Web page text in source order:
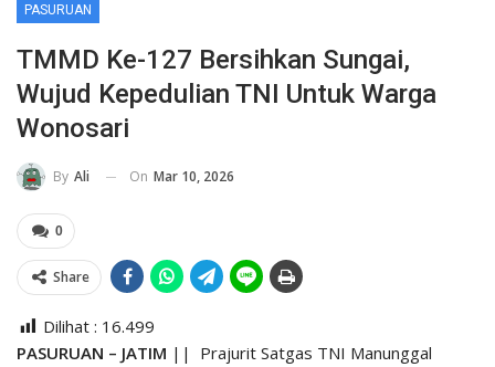
PASURUAN
TMMD Ke-127 Bersihkan Sungai,
Wujud Kepedulian TNI Untuk Warga
Wonosari
By Ali On Mar 10, 2026
0
Share
Dilihat : 16.499
PASURUAN – JATIM || Prajurit Satgas TNI Manunggal